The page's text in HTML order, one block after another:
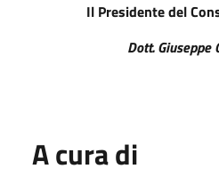
Il Presidente del
Dott. Giuseppe
A cura di